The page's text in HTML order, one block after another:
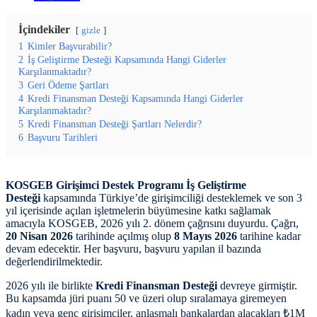
İçindekiler gizle
1 Kimler Başvurabilir?
2 İş Geliştirme Desteği Kapsamında Hangi Giderler
Karşılanmaktadır?
3 Geri Ödeme Şartları
4 Kredi Finansman Desteği Kapsamında Hangi Giderler
Karşılanmaktadır?
5 Kredi Finansman Desteği Şartları Nelerdir?
6 Başvuru Tarihleri
KOSGEB Girişimci Destek Programı İş Geliştirme
Desteği kapsamında Türkiye’de girişimciliği desteklemek ve son 3
yıl içerisinde açılan işletmelerin büyümesine katkı sağlamak
amacıyla KOSGEB, 2026 yılı 2. dönem çağrısını duyurdu. Çağrı,
20 Nisan 2026 tarihinde açılmış olup 8 Mayıs 2026 tarihine kadar
devam edecektir. Her başvuru, başvuru yapılan il bazında
değerlendirilmektedir.
2026 yılı ile birlikte Kredi Finansman Desteği devreye girmiştir.
Bu kapsamda jüri puanı 50 ve üzeri olup sıralamaya giremeyen
kadın veya genç girişimciler, anlaşmalı bankalardan alacakları ₺1M